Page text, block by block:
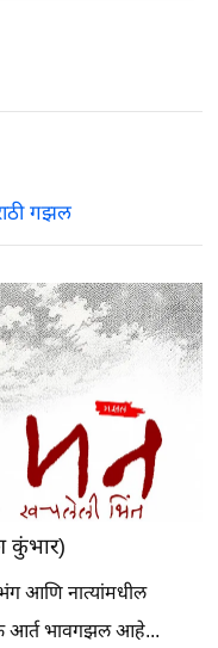
गझल
कुंभार)
आणि नात्यांमधील
आर्त भावगझल आहे...